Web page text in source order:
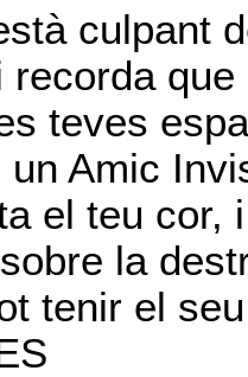
culpant
recorda
teves
un Amic
el teu cor,
la
tenir el